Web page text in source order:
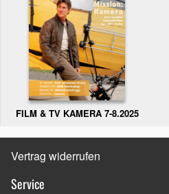
FILM & TV KAMERA 7-8.2025
Vertrag widerrufen
Service